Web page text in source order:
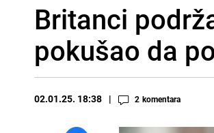
Britanci
pokušao da
02.01.25. 18:38 2 komentara